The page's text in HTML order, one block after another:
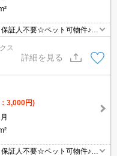
証人不要☆ペット可物件♪中
ィーは安心♪追い焚き機能な
ス
詳細を見る
3,000円)
証人不要☆ペット可物件♪中